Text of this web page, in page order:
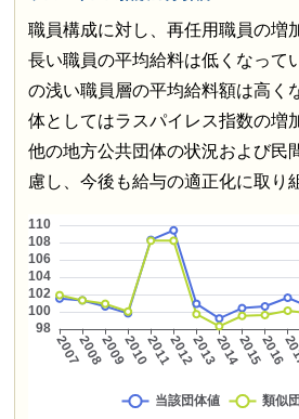
職員構成に対し、再任用職員の増
長い職員の平均給料は低くなって
の浅い職員層の平均給料額は高く
体としてはラスパイレス指数の増
他の地方公共団体の状況および民
慮し、今後も給与の適正化に取り